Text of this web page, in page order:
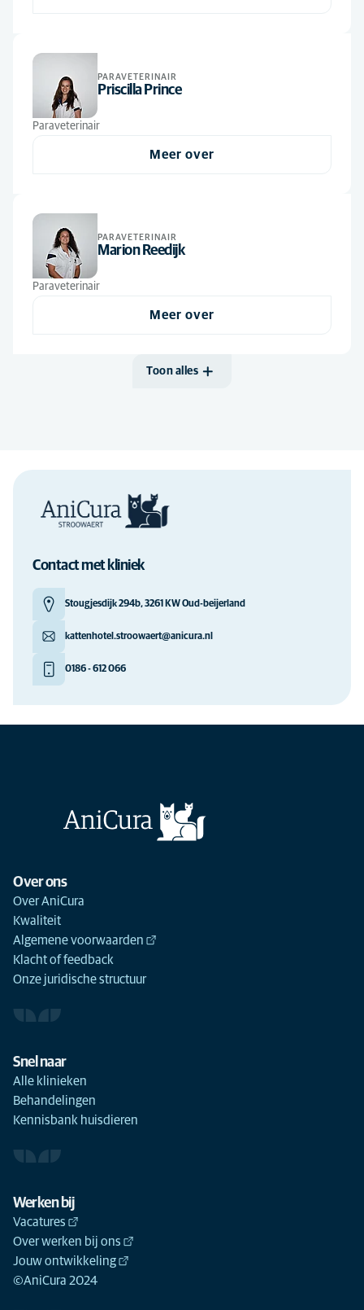
PARAVETERINAIR
Priscilla Prince
Paraveterinair
Meer over
PARAVETERINAIR
Marion Reedijk
Paraveterinair
Meer over
Toon alles
Contact met kliniek
Stougjesdijk 294b, 3261 KW Oud-beijerland
kattenhotel.stroowaert@anicura.nl
0186 - 612 066
Over ons
Over AniCura
Kwaliteit
Algemene voorwaarden
Klacht of feedback
Onze juridische structuur
Snel naar
Alle klinieken
Behandelingen
Kennisbank huisdieren
Werken bij
Vacatures
Over werken bij ons
Jouw ontwikkeling
©AniCura 2024